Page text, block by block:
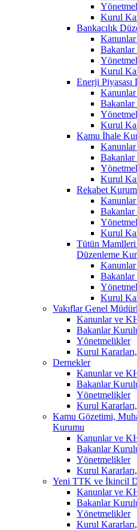
Kurul
Bankacılık
Bakanlar
Kurul
Enerji
Bakanlar
Kurul
Kamu İhale
Bakanlar
Kurul
Rekabet
Bakanlar
Kurul
Tütün Mamlleri
Düzenleme
Bakanlar
Kurul
Vakıflar Genel
Kanunlar ve
Bakanlar
Yönetmelikler
Kurul
Dernekler
Kanunlar ve
Bakanlar
Yönetmelikler
Kurul
Kamu Gözetimi,
Kurumu
Kanunlar ve
Bakanlar
Yönetmelikler
Kurul
Yeni TTK ve İkincil
Kanunlar ve
Bakanlar
Yönetmelikler
Kurul